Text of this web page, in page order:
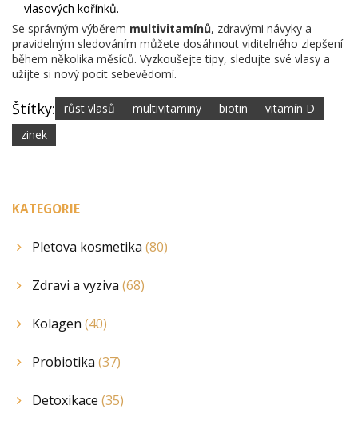
vlasových kořínků.
Se správným výběrem multivitamínů, zdravými návyky a
pravidelným sledováním můžete dosáhnout viditelného zlepšení
během několika měsíců. Vyzkoušejte tipy, sledujte své vlasy a
užijte si nový pocit sebevědomí.
Štítky: růst vlasů multivitaminy biotin
vitamín D
zinek
KATEGORIE
Pletova kosmetika (80)
Zdravi a vyziva (68)
Kolagen (40)
Probiotika (37)
Detoxikace (35)